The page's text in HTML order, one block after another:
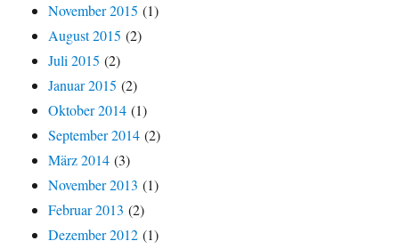
November 2015 (1)
August 2015 (2)
Juli 2015 (2)
Januar 2015 (2)
Oktober 2014 (1)
September 2014 (2)
März 2014 (3)
November 2013 (1)
Februar 2013 (2)
Dezember 2012 (1)